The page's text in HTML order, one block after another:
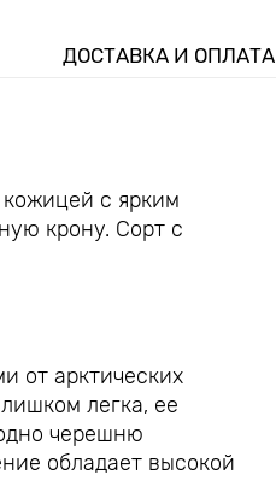
ДОСТАВКА И ОПЛАТА
с ярким
крону. Сорт с
от арктических
легка, ее
черешню
обладает высокой